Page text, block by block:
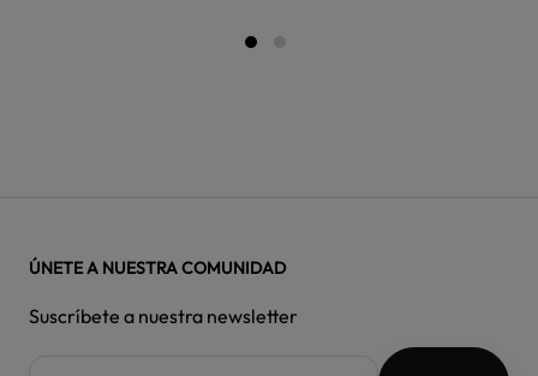
ÚNETE A NUESTRA COMUNIDAD
Suscríbete a nuestra newsletter